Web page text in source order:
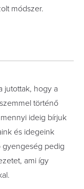
módszer.
jutottak, hogy a
történő
ideig bírjuk
és idegeink
gyengeség pedig
ami így